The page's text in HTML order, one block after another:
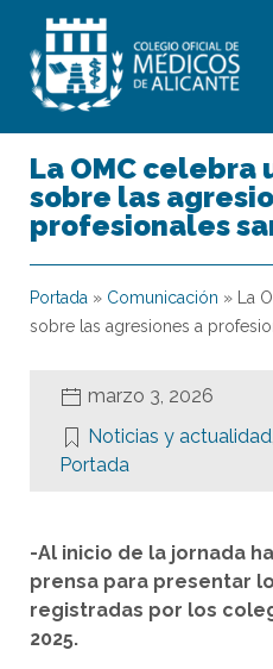
La OMC celebra
sobre las
profesionales
Portada » Comunicación »
La
sobre las agresiones a
marzo 3, 2026
Noticias y actualidad
Portada
-Al inicio de la jornada
prensa para presentar
registradas por los
2025.